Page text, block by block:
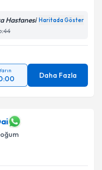
Hastanesi Haritada Göster
Daha Fazla